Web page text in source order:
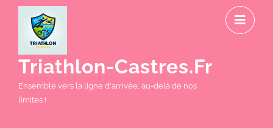
Triathlon-Castres.fr
Ensemble vers la ligne d'arrivée, au-delà de nos
limites !